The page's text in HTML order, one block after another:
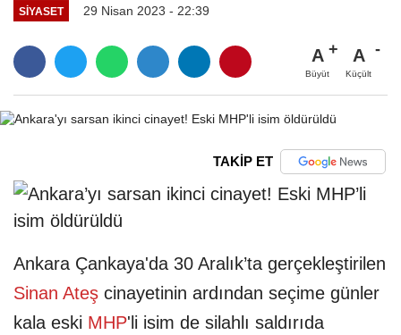
SIYASET 29 Nisan 2023 - 22:39
A
Büyüt
A
Küçült
TAKİP ET
Ankara Çankaya'da 30 Aralık’ta gerçekleştirilen
Sinan Ateş cinayetinin ardından seçime günler
kala eski MHP'li isim de silahlı saldırıda